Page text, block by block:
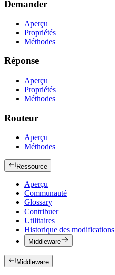
Demander
Aperçu
Propriétés
Méthodes
Réponse
Aperçu
Propriétés
Méthodes
Routeur
Aperçu
Méthodes
Ressource
Aperçu
Communauté
Glossary
Contribuer
Utilitaires
Historique des modifications
Middleware
Middleware